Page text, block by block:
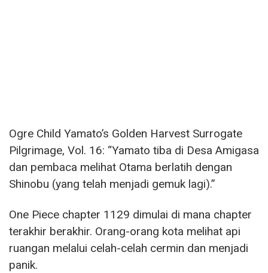
Ogre Child Yamato’s Golden Harvest Surrogate
Pilgrimage, Vol. 16: “Yamato tiba di Desa Amigasa
dan pembaca melihat Otama berlatih dengan
Shinobu (yang telah menjadi gemuk lagi).”
One Piece chapter 1129 dimulai di mana chapter
terakhir berakhir. Orang-orang kota melihat api
ruangan melalui celah-celah cermin dan menjadi
panik.